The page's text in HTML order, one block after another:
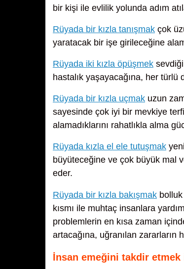
bir kişi ile evlilik yolunda adım
Rüyada bir kızla tanışmak çok
yaratacak bir işe girileceğine
Rüyada iki kızla öpüşmek
hastalık yaşayacağına, her
Rüyada bir kızla uçmak uzun
sayesinde çok iyi bir mevkiye
alamadıklarını rahatlıkla alma
Rüyada kızla el ele tutuşmak
büyüteceğine ve çok büyük mal
eder.
Rüyada bir kızla bakışmak
kısmı ile muhtaç insanlara
problemlerin en kısa zaman
artacağına, uğranılan zararların
İnsan emeğini takdir etmek